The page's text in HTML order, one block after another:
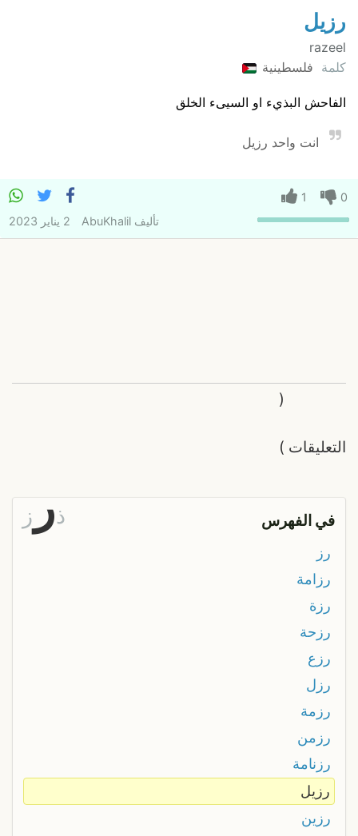
رزيل
razeel
كلمة فلسطينية
الفاحش البذيء او السيىء الخلق
انت واحد رزيل
0
1
تأليفAbuKhalil 2 يناير 2023
التعليقات
(
)
في الفهرس ذر ز
رز
رزامة
رزة
رزحة
رزع
رزل
رزمة
رزمن
رزنامة
رزيل
رزين